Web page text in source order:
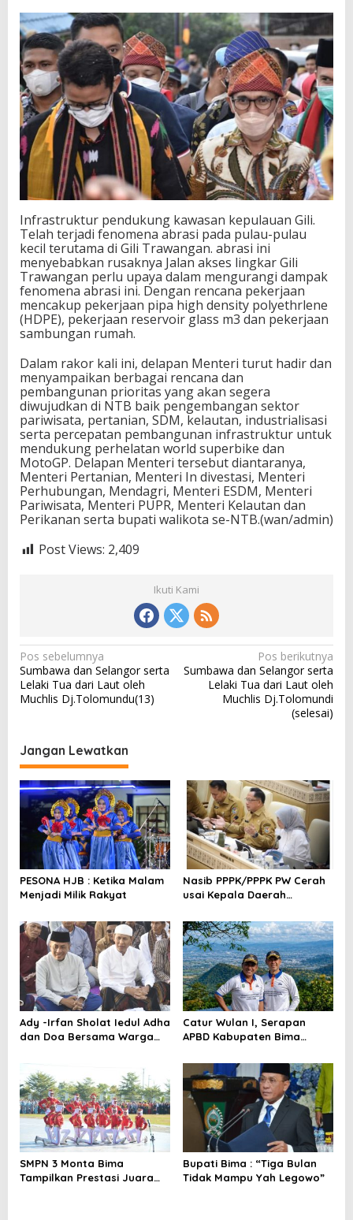
Infrastruktur pendukung kawasan kepulauan Gili.
Telah terjadi fenomena abrasi pada pulau-pulau
kecil terutama di Gili Trawangan. abrasi ini
menyebabkan rusaknya Jalan akses lingkar Gili
Trawangan perlu upaya dalam mengurangi dampak
fenomena abrasi ini. Dengan rencana pekerjaan
mencakup pekerjaan pipa high density polyethrlene
(HDPE), pekerjaan reservoir glass m3 dan pekerjaan
sambungan rumah.
Dalam rakor kali ini, delapan Menteri turut hadir dan
menyampaikan berbagai rencana dan
pembangunan prioritas yang akan segera
diwujudkan di NTB baik pengembangan sektor
pariwisata, pertanian, SDM, kelautan, industrialisasi
serta percepatan pembangunan infrastruktur untuk
mendukung perhelatan world superbike dan
MotoGP. Delapan Menteri tersebut diantaranya,
Menteri Pertanian, Menteri In divestasi, Menteri
Perhubungan, Mendagri, Menteri ESDM, Menteri
Pariwisata, Menteri PUPR, Menteri Kelautan dan
Perikanan serta bupati walikota se-NTB.(wan/admin)
Post Views: 2,409
Ikuti Kami
N
a
v
g
a
s
i
p
o
s
Pos sebelumnya
Sumbawa dan Selangor serta
Lelaki Tua dari Laut oleh
Muchlis Dj.Tolomundu(13)
Pos berikutnya
Sumbawa dan Selangor serta
Lelaki Tua dari Laut oleh
Muchlis Dj.Tolomundi
(selesai)
Jangan Lewatkan
PESONA HJB : Ketika Malam
Menjadi Milik Rakyat
Nasib PPPK/PPPK PW Cerah
usai Kepala Daerah
RB dan DPR RI
Ady -Irfan Sholat Iedul Adha
dan Doa Bersama Warga
Catur Wulan I, Serapan
APBD Kabupaten Bima
SMPN 3 Monta Bima
Tampilkan Prestasi Juara
Bupati Bima : “Tiga Bulan
Tidak Mampu Yah Legowo”